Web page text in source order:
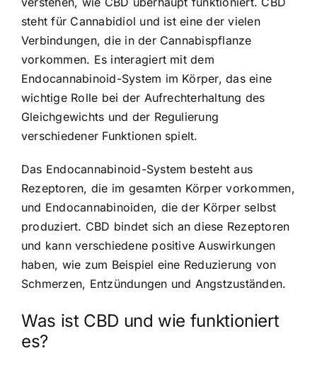
steht für Cannabidiol und ist eine der vielen
Verbindungen, die in der Cannabispflanze
vorkommen. Es interagiert mit dem
Endocannabinoid-System im Körper, das eine
wichtige Rolle bei der Aufrechterhaltung des
Gleichgewichts und der Regulierung
verschiedener Funktionen spielt.
Das Endocannabinoid-System besteht aus
Rezeptoren, die im gesamten Körper vorkommen,
und Endocannabinoiden, die der Körper selbst
produziert. CBD bindet sich an diese Rezeptoren
und kann verschiedene positive Auswirkungen
haben, wie zum Beispiel eine Reduzierung von
Schmerzen, Entzündungen und Angstzuständen.
Was ist CBD und wie funktioniert
es?